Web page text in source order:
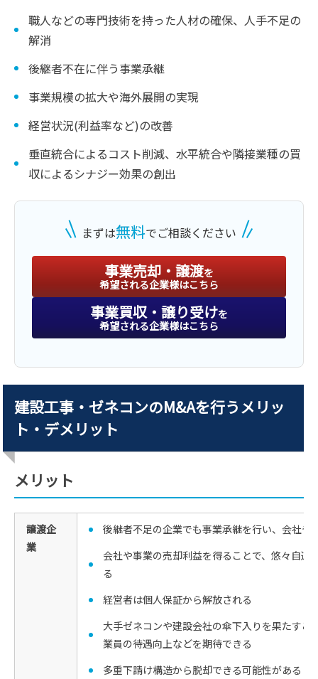
職人などの専門技術を持った人材の確保、人手不足の
解消
後継者不在に伴う事業承継
事業規模の拡大や海外展開の実現
経営状況(利益率など)の改善
垂直統合によるコスト削減、水平統合や隣接業種の買
収によるシナジー効果の創出
まずは無料でご相談ください
事業売却・譲渡を
希望される企業様はこちら
事業買収・譲り受けを
希望される企業様はこちら
建設工事・ゼネコンのM&Aを行うメリッ
ト・デメリット
メリット
譲渡企
業
後継者不足の企業でも事業承継を行い、会社や
会社や事業の売却利益を得ることで、悠々自
る
経営者は個人保証から解放される
大手ゼネコンや建設会社の傘下入りを果たすこ
業員の待遇向上などを期待できる
多重下請け構造から脱却できる可能性がある